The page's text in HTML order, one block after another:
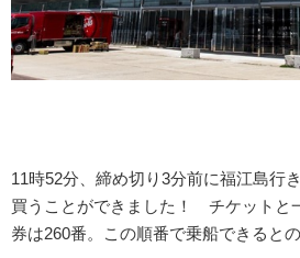
11時52分、締め切り3分前に福江島行
買うことができました！ チケットと
券は260番。この順番で乗船できるとの